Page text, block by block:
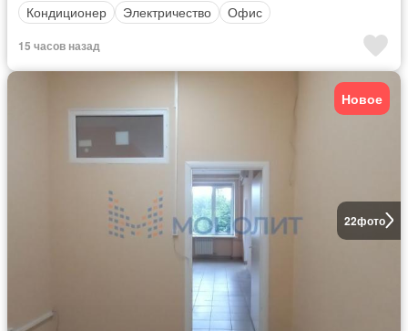
Кондиционер
Электричество Офис
15 часов назад
22фото
Новое